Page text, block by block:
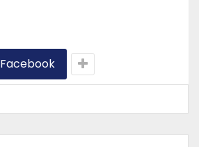
Facebook